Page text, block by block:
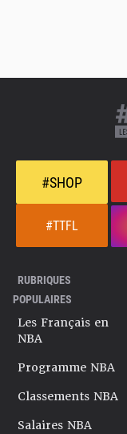
#SHOP
#TTFL
RUBRIQUES
POPULAIRES
Les Français en
NBA
Programme NBA
Classements NBA
Salaires NBA